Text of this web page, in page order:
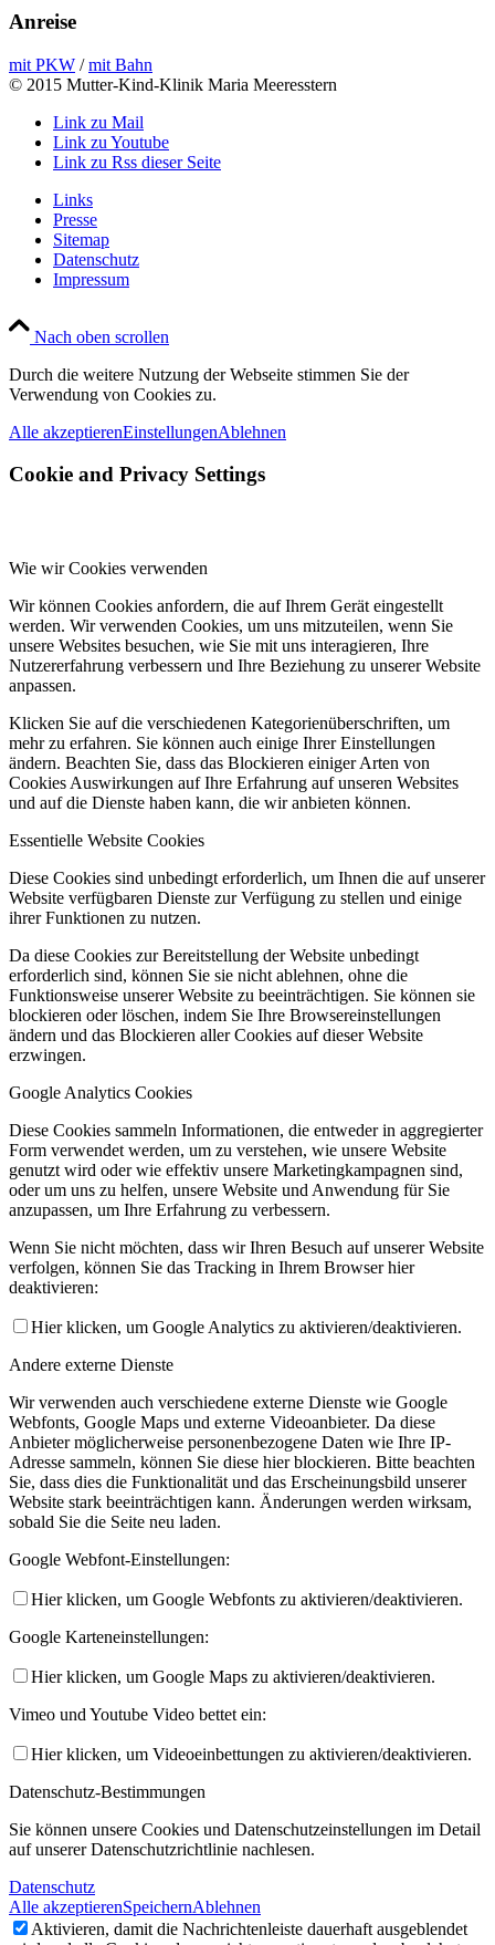
Anreise
mit PKW /mit Bahn
© 2015 Mutter-Kind-Klinik Maria Meeresstern
Link zu Mail
Link zu Youtube
Link zu Rss dieser Seite
Links
Presse
Sitemap
Datenschutz
Impressum
Nach oben scrollen
Durch die weitere Nutzung der Webseite stimmen Sie der
Verwendung von Cookies zu.
Alle akzeptierenEinstellungenAblehnen
Cookie and Privacy Settings
Wie wir Cookies verwenden
Wir können Cookies anfordern, die auf Ihrem Gerät eingestellt
werden. Wir verwenden Cookies, um uns mitzuteilen, wenn Sie
unsere Websites besuchen, wie Sie mit uns interagieren, Ihre
Nutzererfahrung verbessern und Ihre Beziehung zu unserer Website
anpassen.
Klicken Sie auf die verschiedenen Kategorienüberschriften, um
mehr zu erfahren. Sie können auch einige Ihrer Einstellungen
ändern. Beachten Sie, dass das Blockieren einiger Arten von
Cookies Auswirkungen auf Ihre Erfahrung auf unseren Websites
und auf die Dienste haben kann, die wir anbieten können.
Essentielle Website Cookies
Diese Cookies sind unbedingt erforderlich, um Ihnen die auf unserer
Website verfügbaren Dienste zur Verfügung zu stellen und einige
ihrer Funktionen zu nutzen.
Da diese Cookies zur Bereitstellung der Website unbedingt
erforderlich sind, können Sie sie nicht ablehnen, ohne die
Funktionsweise unserer Website zu beeinträchtigen. Sie können sie
blockieren oder löschen, indem Sie Ihre Browsereinstellungen
ändern und das Blockieren aller Cookies auf dieser Website
erzwingen.
Google Analytics Cookies
Diese Cookies sammeln Informationen, die entweder in aggregierter
Form verwendet werden, um zu verstehen, wie unsere Website
genutzt wird oder wie effektiv unsere Marketingkampagnen sind,
oder um uns zu helfen, unsere Website und Anwendung für Sie
anzupassen, um Ihre Erfahrung zu verbessern.
Wenn Sie nicht möchten, dass wir Ihren Besuch auf unserer Website
verfolgen, können Sie das Tracking in Ihrem Browser hier
deaktivieren:
Hier klicken, um Google Analytics zu aktivieren/deaktivieren.
Andere externe Dienste
Wir verwenden auch verschiedene externe Dienste wie Google
Webfonts, Google Maps und externe Videoanbieter. Da diese
Anbieter möglicherweise personenbezogene Daten wie Ihre IP-
Adresse sammeln, können Sie diese hier blockieren. Bitte beachten
Sie, dass dies die Funktionalität und das Erscheinungsbild unserer
Website stark beeinträchtigen kann. Änderungen werden wirksam,
sobald Sie die Seite neu laden.
Google Webfont-Einstellungen:
Hier klicken, um Google Webfonts zu aktivieren/deaktivieren.
Google Karteneinstellungen:
Hier klicken, um Google Maps zu aktivieren/deaktivieren.
Vimeo und Youtube Video bettet ein:
Hier klicken, um Videoeinbettungen zu aktivieren/deaktivieren.
Datenschutz-Bestimmungen
Sie können unsere Cookies und Datenschutzeinstellungen im Detail
auf unserer Datenschutzrichtlinie nachlesen.
Datenschutz
Alle akzeptierenSpeichernAblehnen
Aktivieren, damit die Nachrichtenleiste dauerhaft ausgeblendet